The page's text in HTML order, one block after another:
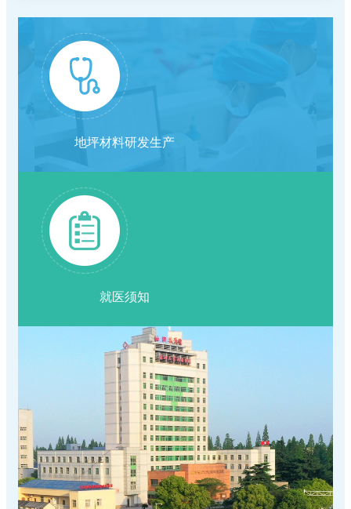
正规合法的网赌网站关于调整托老服务项目价
格的公示
正规合法的网赌网站关于开展"上门服务费"等
医疗服务项目的价格公示
【重要通知】正规的网赌网站五七院区医保收
关于修订"胰岛素泵持续皮下注射胰岛素"计价
单位和价格的公示
关于新增干眼熏蒸治疗等 医疗服务价格的公
关于新增（修订）医疗服务项目价格的公示
正规合法的网赌网站住院预交金收取公示
正规合法的网赌网站(五七院区)住院预交金收
取公示
关于退还门诊预交金的通知
正规合法的网赌网站关于调整托老服务项目价
复盘蓄力提质 深耕护理服务｜我院召开2026
年度护理管理委员会首次工作会议
我院第十期临床思享会圆满结束，以学术思享
赋能临床高质量发展
端午养生｜循古法智慧，守夏日安康
就医更省心！我院推出"一站式"出入院服务，
手续病区一站办结
恩施学院医学部专家组莅临我院督导临床教学
正规的网赌网站2026年6月29日--7月4日专家
（专科）耐磨环保地坪服务
暑假换"新颜"|学生专属肌肤蜕变方案上线
惠民政策|住院分娩基本医疗费用"零自付"在正
规的网赌网站全面实施
守住钱袋子 护好幸福家|我院扎实开展防范非
法金融宣传月活动
浓情端午暖病房 医患相伴护安康
地坪材料研发生产
就医须知